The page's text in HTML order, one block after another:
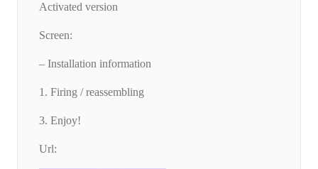
Activated version
Screen:
– Installation information
1. Firing / reassembling
3. Enjoy!
Url: